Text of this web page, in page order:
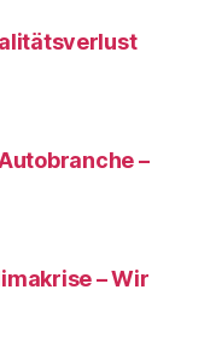
–
– Wir